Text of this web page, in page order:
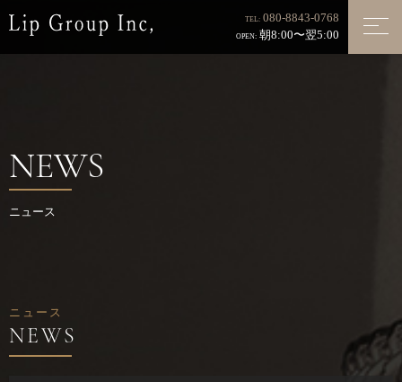
TEL: 080-8843-0768
OPEN: 朝8:00〜翌5:00
NEWS
ニュース
ニュース